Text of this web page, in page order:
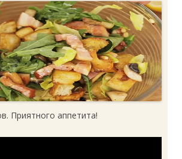
Приятного аппетита!